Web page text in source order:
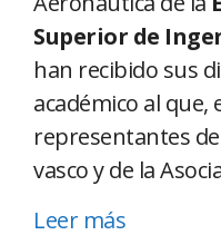
Superior de
han recibido sus
académico al
representantes
vasco y de la
Leer más